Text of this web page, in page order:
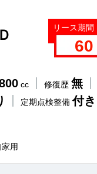
リース期間
60
cc 修復歴 無
定期点検整備付き
用